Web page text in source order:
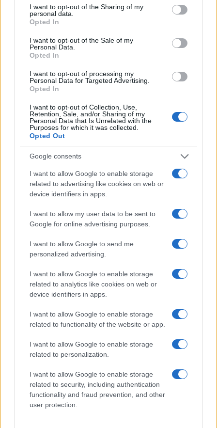
not limited to your visit or usage behaviour. You may click to
grant or deny consent to Google and its third-party tags to
use your data for below specified purposes in below Google
consent section.
I want to opt-out of the Sharing of my
personal data.
Opted In
I want to opt-out of the Sale of my
Personal Data.
Opted In
I want to opt-out of processing my
Personal Data for Targeted Advertising.
Opted In
I want to opt-out of Collection, Use,
Retention, Sale, and/or Sharing of my
Personal Data that Is Unrelated with the
Purposes for which it was collected.
Opted Out
Google consents
I want to allow Google to enable storage
related to advertising like cookies on web or
device identifiers in apps.
I want to allow my user data to be sent to
Google for online advertising purposes.
I want to allow Google to send me
personalized advertising.
I want to allow Google to enable storage
related to analytics like cookies on web or
device identifiers in apps.
I want to allow Google to enable storage
related to functionality of the website or app.
I want to allow Google to enable storage
related to personalization.
I want to allow Google to enable storage
related to security, including authentication
functionality and fraud prevention, and other
user protection.
banchi alimentari e comunità
Ilaria Galli · 2 Ago 2026
ONU 2030
Città a zero vittime: urbanistica, limiti intelligenti e dati
Andrea Innocenti · 2 Ago 2026
ONU 2030
Perché la governance multilivello è decisiva per gli